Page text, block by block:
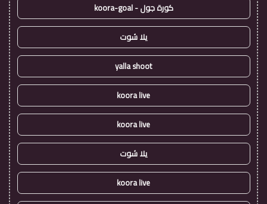
كورة جول - koora-goal
يلا شوت
yalla shoot
koora live
koora live
يلا شوت
koora live